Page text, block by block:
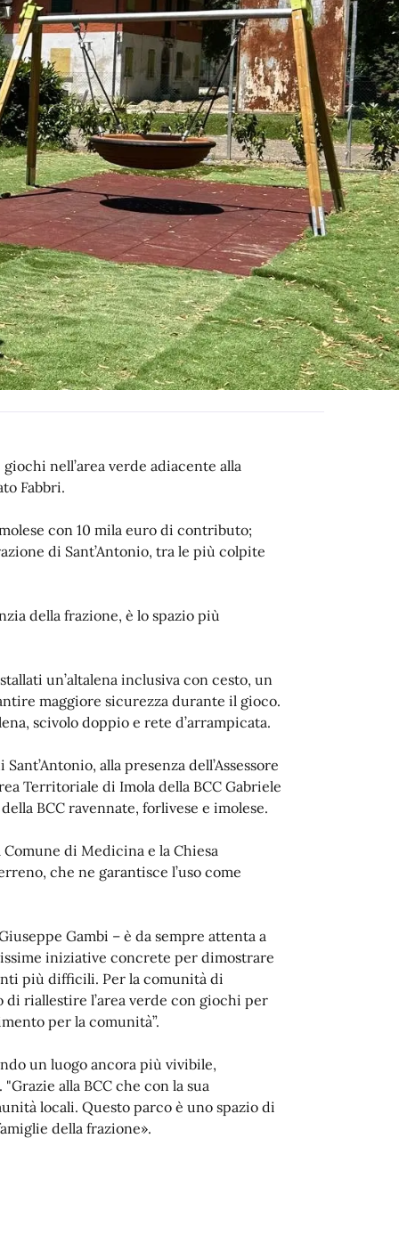
nell’area verde adiacente alla
Fabbri.
con 10 mila euro di contributo;
di Sant’Antonio, tra le più colpite
della frazione, è lo spazio più
un’altalena inclusiva con cesto, un
maggiore sicurezza durante il gioco.
scivolo doppio e rete d’arrampicata.
alla presenza dell’Assessore
Territoriale di Imola della BCC Gabriele
BCC ravennate, forlivese e imolese.
di Medicina e la Chiesa
che ne garantisce l’uso come
Gambi – è da sempre attenta a
iniziative concrete per dimostrare
più difficili. Per la comunità di
di riallestire l’area verde con giochi per
per la comunità”.
un luogo ancora più vivibile,
alla BCC che con la sua
locali. Questo parco è uno spazio di
della frazione».